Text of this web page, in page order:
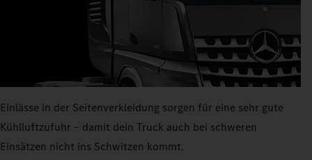
Einlässe in der Seitenverkleidung sorgen für eine sehr gute
Kühlluftzufuhr – damit dein Truck auch bei schweren
Einsätzen nicht ins Schwitzen kommt.